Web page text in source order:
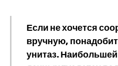
Если не хочется
вручную,
унитаз.